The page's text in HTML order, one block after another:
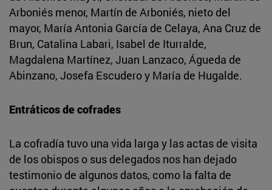
Arboniés menor, Martín de Arboniés, nieto del
mayor, María Antonia García de Celaya, Ana Cruz de
Brun, Catalina Labari, Isabel de Iturralde,
Magdalena Martínez, Juan Lanzaco, Águeda de
Abinzano, Josefa Escudero y María de Hugalde.
Entráticos de cofrades
La cofradía tuvo una vida larga y las actas de visita
de los obispos o sus delegados nos han dejado
testimonio de algunos datos, como la falta de